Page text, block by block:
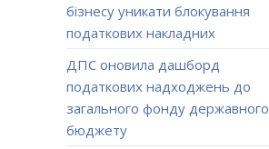
бізнесу уникати блокування
податкових накладних
ДПС оновила дашборд
податкових надходжень до
загального фонду державного
бюджету